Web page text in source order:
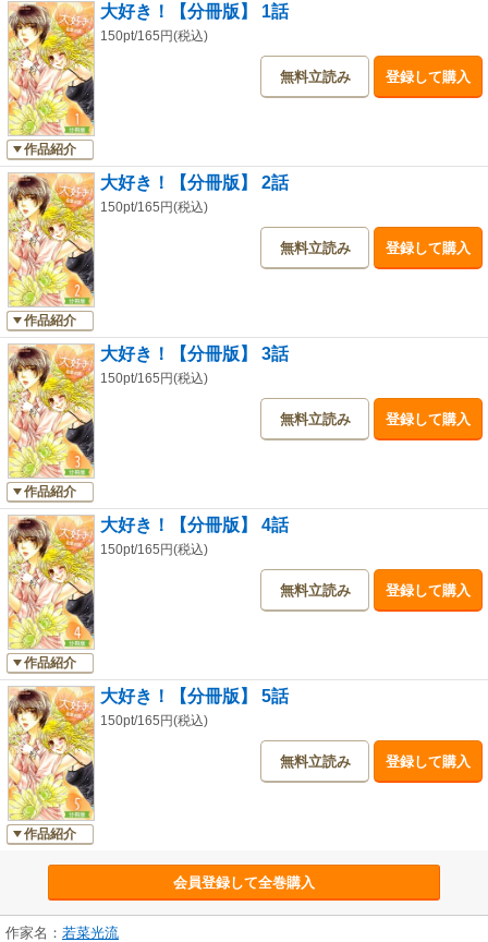
作品紹介
大好き！【分冊版】 1話
150pt/165円(税込)
無料立読み 登録して購入
作品紹介
大好き！【分冊版】 2話
150pt/165円(税込)
無料立読み 登録して購入
作品紹介
大好き！【分冊版】 3話
150pt/165円(税込)
無料立読み 登録して購入
作品紹介
大好き！【分冊版】 4話
150pt/165円(税込)
無料立読み 登録して購入
作品紹介
大好き！【分冊版】 5話
150pt/165円(税込)
無料立読み 登録して購入
会員登録して全巻購入
作家名： 若菜光流